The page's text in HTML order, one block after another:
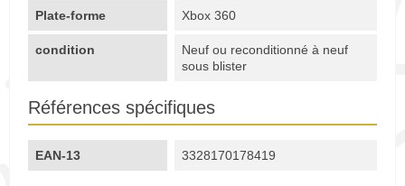
Plate-forme Xbox 360
condition
Neuf ou reconditionné à neuf
sous blister
Références spécifiques
EAN-13 3328170178419